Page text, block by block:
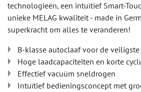
technologieën, een intuïtief Smart-
unieke MELAG kwaliteit - made in
superkracht om alles te veranderen!
B-klasse autoclaaf voor de
Hoge laadcapaciteiten en korte
Effectief vacuüm sneldrogen
Intuïtief bedieningsconcept met